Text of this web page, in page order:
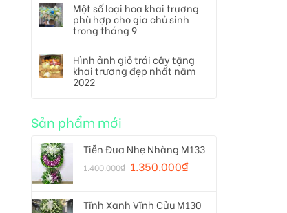
Một số loại hoa khai trương
phù hợp cho gia chủ sinh
trong tháng 9
Hình ảnh giỏ trái cây tặng
khai trương đẹp nhất năm
2022
Sản phẩm mới
Tiễn Đưa Nhẹ Nhàng M133
1.400.000₫ 1.350.000₫
Tĩnh Xanh Vĩnh Cửu M130